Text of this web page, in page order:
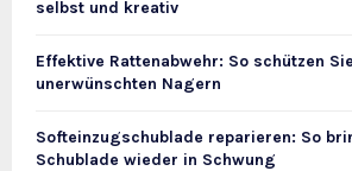
selbst und kreativ
Effektive Rattenabwehr: So schützen
unerwünschten Nagern
Softeinzugschublade reparieren: So
Schublade wieder in Schwung